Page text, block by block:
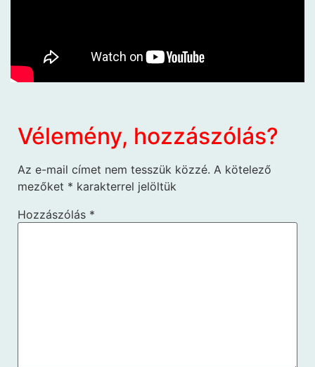
Vélemény, hozzászólás?
Az e-mail címet nem tesszük közzé. A kötelező
mezőket * karakterrel jelöltük
Hozzászólás *